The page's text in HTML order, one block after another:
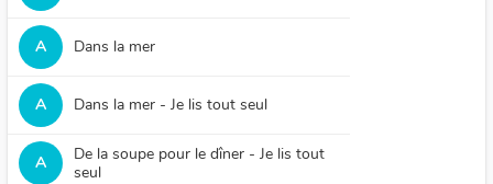
A Dans la mer
A Dans la mer - Je lis tout seul
A
De la soupe pour le dîner - Je lis tout
seul